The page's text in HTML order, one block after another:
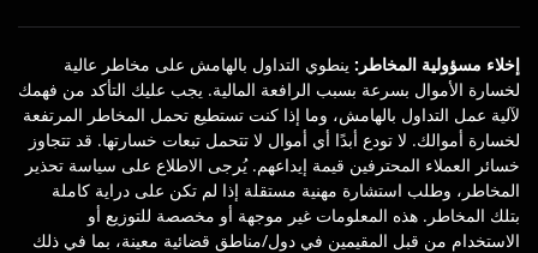
إخلاء مسؤولية المخاطر : ينطوي التداول بالهامش على مخاطر عالية
لخسارة الأموال بسرعة بسبب الرافعة المالية. يجب عليك التأكد من فهمك
لآلية عمل التداول بالهامش، وما إذا كنت تستطيع تحمل المخاطر المرتفعة
لخسارة أموالك. لا تودع أبدًا أي أموال لا تتحمل تبعات خسارتها. قد تتجاوز
خسائر العملاء المحترفين قيمة إيداعهم. يُرجى الاطلاع على سياسة تحذير
المخاطر، وطلب استشارة مهنية مستقلة إذا لم تكن على دراية كاملة
بتلك المخاطر. هذه المعلومات غير موجهة أو مخصصة للتوزيع أو
الاستخدام من قبل المقيمين في دول/مناطق قضائية معينة، بما في ذلك